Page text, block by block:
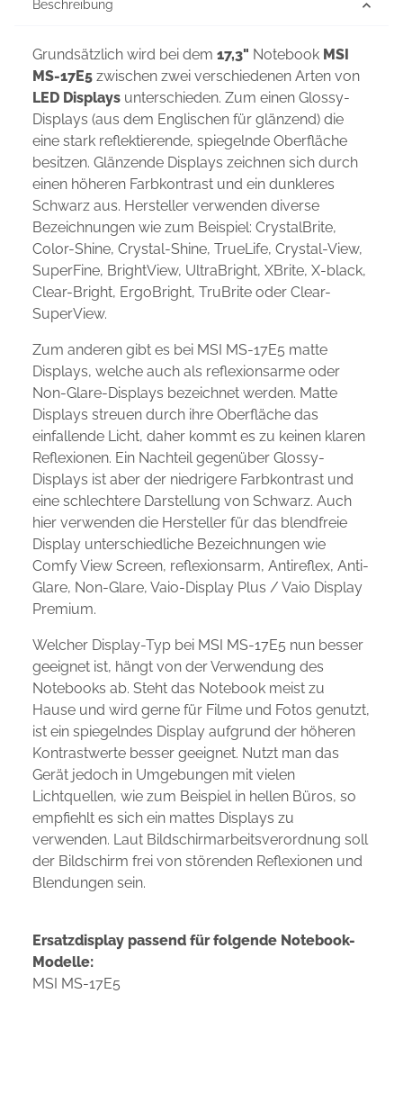
Beschreibung
Grundsätzlich wird bei dem 17,3" Notebook MSI
MS-17E5 zwischen zwei verschiedenen Arten von
LED Displays unterschieden. Zum einen Glossy-
Displays (aus dem Englischen für glänzend) die
eine stark reflektierende, spiegelnde Oberfläche
besitzen. Glänzende Displays zeichnen sich durch
einen höheren Farbkontrast und ein dunkleres
Schwarz aus. Hersteller verwenden diverse
Bezeichnungen wie zum Beispiel: CrystalBrite,
Color-Shine, Crystal-Shine, TrueLife, Crystal-View,
SuperFine, BrightView, UltraBright, XBrite, X-black,
Clear-Bright, ErgoBright, TruBrite oder Clear-
SuperView.
Zum anderen gibt es bei MSI MS-17E5 matte
Displays, welche auch als reflexionsarme oder
Non-Glare-Displays bezeichnet werden. Matte
Displays streuen durch ihre Oberfläche das
einfallende Licht, daher kommt es zu keinen klaren
Reflexionen. Ein Nachteil gegenüber Glossy-
Displays ist aber der niedrigere Farbkontrast und
eine schlechtere Darstellung von Schwarz. Auch
hier verwenden die Hersteller für das blendfreie
Display unterschiedliche Bezeichnungen wie
Comfy View Screen, reflexionsarm, Antireflex, Anti-
Glare, Non-Glare, Vaio-Display Plus / Vaio Display
Premium.
Welcher Display-Typ bei MSI MS-17E5 nun besser
geeignet ist, hängt von der Verwendung des
Notebooks ab. Steht das Notebook meist zu
Hause und wird gerne für Filme und Fotos genutzt,
ist ein spiegelndes Display aufgrund der höheren
Kontrastwerte besser geeignet. Nutzt man das
Gerät jedoch in Umgebungen mit vielen
Lichtquellen, wie zum Beispiel in hellen Büros, so
empfiehlt es sich ein mattes Displays zu
verwenden. Laut Bildschirmarbeitsverordnung soll
der Bildschirm frei von störenden Reflexionen und
Blendungen sein.
Ersatzdisplay passend für folgende Notebook-
Modelle:
MSI MS-17E5